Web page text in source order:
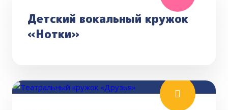
Детский вокальный кружок
«Нотки»